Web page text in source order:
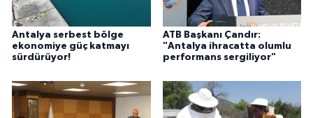
Antalya serbest bölge
ekonomiye güç katmayı
sürdürüyor!
ATB Başkanı Çandır:
"Antalya ihracatta olumlu
performans sergiliyor"